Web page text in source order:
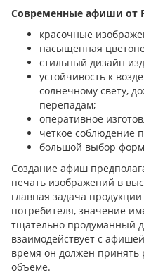
Современные афиши от
красочные
насыщенная
стильный дизайн
устойчивость к
солнечному свету,
перепадам;
оперативное
четкое соблюдение
большой выбор
Создание афиш
печать изображений в
главная задача
потребителя, значение
тщательно продуманный
взаимодействует с
время он должен
объеме.